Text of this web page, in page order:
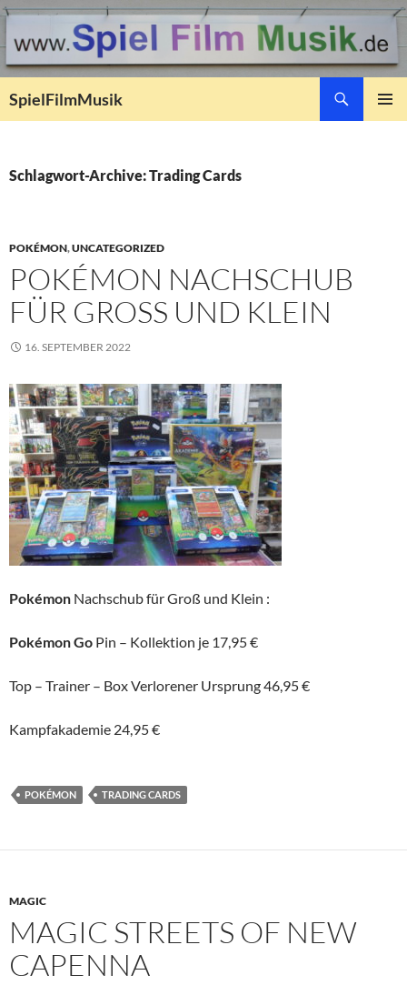
SpielFilmMusik
Schlagwort-Archive: Trading Cards
POKÉMON,UNCATEGORIZED
POKÉMON NACHSCHUB
FÜR GROSS UND KLEIN
16. SEPTEMBER 2022
Pokémon Nachschub für Groß und Klein :
Pokémon Go Pin – Kollektion je 17,95 €
Top – Trainer – Box Verlorener Ursprung 46,95 €
Kampfakademie 24,95 €
POKÉMON TRADING CARDS
MAGIC
MAGIC STREETS OF NEW
CAPENNA